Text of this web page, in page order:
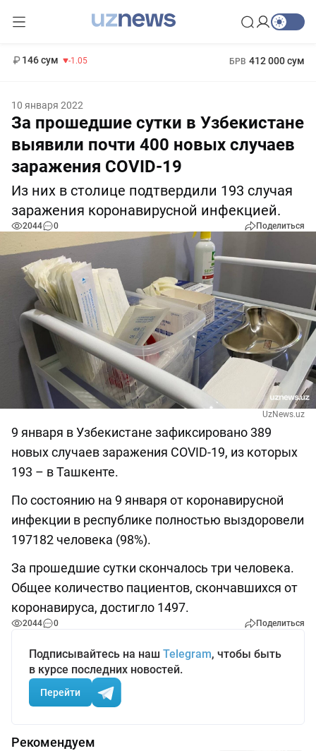
146 сум -1.05 БРВ 412 000 сум
10 января 2022
За прошедшие сутки в Узбекистане
выявили почти 400 новых случаев
заражения COVID-19
Из них в столице подтвердили 193 случая
заражения коронавирусной инфекцией.
2044 0 Поделиться
UzNews.uz
9 января в Узбекистане зафиксировано 389
новых случаев заражения COVID-19, из которых
193 – в Ташкенте.
По состоянию на 9 января от коронавирусной
инфекции в республике полностью выздоровели
197182 человека (98%).
За прошедшие сутки скончалось три человека.
Общее количество пациентов, скончавшихся от
коронавируса, достигло 1497.
2044 0 Поделиться
Подписывайтесь на наш Telegram, чтобы быть
в курсе последних новостей.
Перейти
Рекомендуем